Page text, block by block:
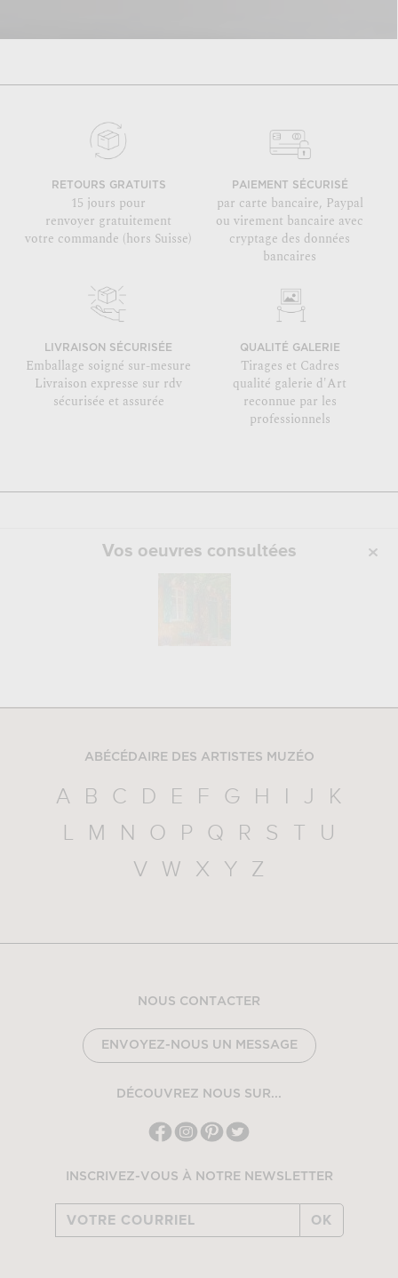
RETOURS GRATUITS
15 jours pour
renvoyer gratuitement
votre commande (hors Suisse)
PAIEMENT SÉCURISÉ
par carte bancaire, Paypal
ou virement bancaire avec
cryptage des données
bancaires
LIVRAISON SÉCURISÉE
Emballage soigné sur-mesure
Livraison expresse sur rdv
sécurisée et assurée
QUALITÉ GALERIE
Tirages et Cadres
qualité galerie d'Art
reconnue par les
professionnels
Vos oeuvres consultées
ABÉCÉDAIRE DES ARTISTES MUZÉO
A B C D E F G H I J
K
L
M N O P Q R S T
U
V
W X Y Z
NOUS CONTACTER
ENVOYEZ-NOUS UN MESSAGE
DÉCOUVREZ NOUS SUR...
INSCRIVEZ-VOUS À NOTRE NEWSLETTER
OK